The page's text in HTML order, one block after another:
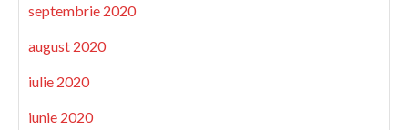
septembrie 2020
august 2020
iulie 2020
iunie 2020